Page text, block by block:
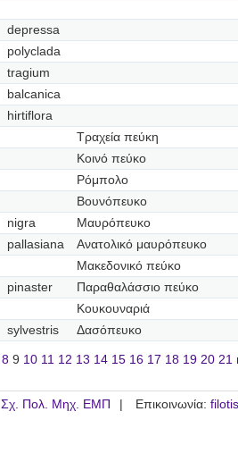
depressa
polyclada
tragium
balcanica
hirtiflora
Τραχεία πεύκη
Κοινό πεύκο
Ρόμπολο
Βουνόπευκο
nigra
Μαυρόπευκο
pallasiana
Ανατολικό μαυρόπευκο
Μακεδονικό πεύκο
pinaster
Παραθαλάσσιο πεύκο
Κουκουναριά
sylvestris Δασόπευκο
8 9 10 11 12 13 14 15 16 17 18 19 20 21
Σχ. Πολ. Μηχ. ΕΜΠ Επικοινωνία: